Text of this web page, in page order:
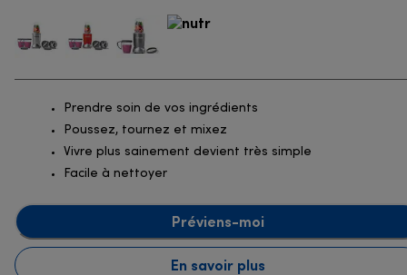
Prendre soin de vos ingrédients
Poussez, tournez et mixez
Vivre plus sainement devient très simple
Facile à nettoyer
Préviens-moi
En savoir plus